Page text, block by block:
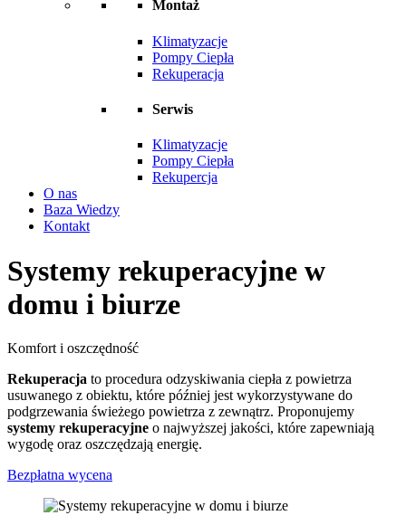
Montaż
Klimatyzacje
Pompy Ciepła
Rekuperacja
Serwis
Klimatyzacje
Pompy Ciepła
Rekupercja
O nas
Baza Wiedzy
Kontakt
Systemy rekuperacyjne w
domu i biurze
Komfort i oszczędność
Rekuperacja to procedura odzyskiwania ciepła z powietrza
usuwanego z obiektu, które później jest wykorzystywane do
podgrzewania świeżego powietrza z zewnątrz. Proponujemy
systemy rekuperacyjne o najwyższej jakości, które zapewniają
wygodę oraz oszczędzają energię.
Bezpłatna wycena